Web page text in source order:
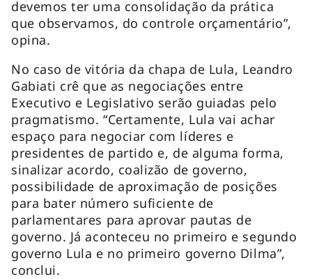
devemos ter uma consolidação da prática
que observamos, do controle orçamentário”,
opina.
No caso de vitória da chapa de Lula, Leandro
Gabiati crê que as negociações entre
Executivo e Legislativo serão guiadas pelo
pragmatismo. “Certamente, Lula vai achar
espaço para negociar com líderes e
presidentes de partido e, de alguma forma,
sinalizar acordo, coalizão de governo,
possibilidade de aproximação de posições
para bater número suficiente de
parlamentares para aprovar pautas de
governo. Já aconteceu no primeiro e segundo
governo Lula e no primeiro governo Dilma”,
conclui.